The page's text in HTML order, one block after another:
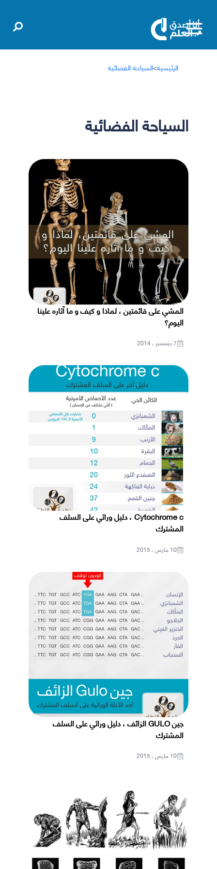
الرئيسية>السياحة الفضائية
السياحة الفضائية
المشي على قائمتين ، لماذا و كيف و ما آثاره علينا
اليوم؟
7 ديسمبر ، 2014
Cytochrome c ، دليل وراثي على السلف
المشترك
10 مارس ، 2015
جين GULO الزائف ، دليل وراثي على السلف
المشترك
10 مارس ، 2015